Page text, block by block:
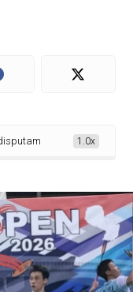
torneio internacional
1.0x